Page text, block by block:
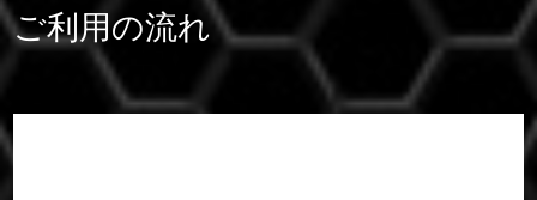
ご利用の流れ